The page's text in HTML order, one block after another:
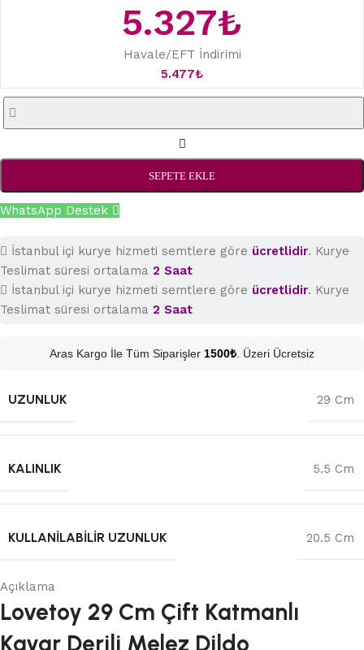
5.327₺
Havale/EFT İndirimi
5.477₺
SEPETE EKLE
WhatsApp Destek
İstanbul içi kurye hizmeti semtlere göre ücretlidir. Kurye
Teslimat süresi ortalama 2 Saat
İstanbul içi kurye hizmeti semtlere göre ücretlidir. Kurye
Teslimat süresi ortalama 2 Saat
Aras Kargo İle Tüm Siparişler 1500₺. Üzeri Ücretsiz
UZUNLUK 29 Cm
KALINLIK 5.5 Cm
KULLANILABILIR UZUNLUK 20.5 Cm
Açıklama
Lovetoy 29 Cm Çift Katmanlı
Kayar Derili Melez Dildo